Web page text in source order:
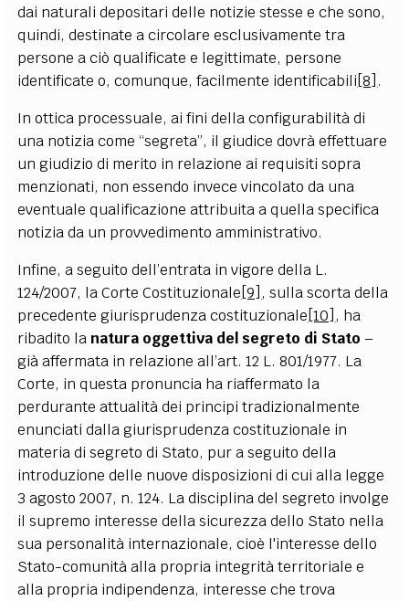
dai naturali depositari delle notizie stesse e che sono,
quindi, destinate a circolare esclusivamente tra
persone a ciò qualificate e legittimate, persone
identificate o, comunque, facilmente identificabili[8] .
In ottica processuale, ai fini della configurabilità di
una notizia come “segreta”, il giudice dovrà effettuare
un giudizio di merito in relazione ai requisiti sopra
menzionati, non essendo invece vincolato da una
eventuale qualificazione attribuita a quella specifica
notizia da un provvedimento amministrativo.
Infine, a seguito dell’entrata in vigore della L.
124/2007, la Corte Costituzionale[9] , sulla scorta della
precedente giurisprudenza costituzionale[10] , ha
ribadito la natura oggettiva del segreto di Stato –
già affermata in relazione all’art. 12 L. 801/1977. La
Corte, in questa pronuncia ha riaffermato la
perdurante attualità dei principi tradizionalmente
enunciati dalla giurisprudenza costituzionale in
materia di segreto di Stato, pur a seguito della
introduzione delle nuove disposizioni di cui alla legge
3 agosto 2007, n. 124. La disciplina del segreto involge
il supremo interesse della sicurezza dello Stato nella
sua personalità internazionale, cioè l'interesse dello
Stato-comunità alla propria integrità territoriale e
alla propria indipendenza, interesse che trova